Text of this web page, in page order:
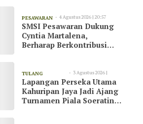
PESAWARAN 4 Agustus 2026 | 20:57
SMSI Pesawaran Dukung
Cyntia Martalena,
Berharap Berkontribusi
TULANG
BAWANG
3 Agustus 2026 |
13:09
Lapangan Perseka Utama
Kahuripan Jaya Jadi Ajang
Turnamen Piala Soeratin